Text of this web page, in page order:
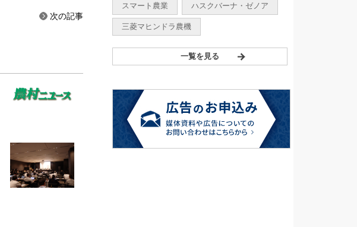
次の記事
スマート農業 ハスクバーナ・ゼノア
三菱マヒンドラ農機
一覧を見る